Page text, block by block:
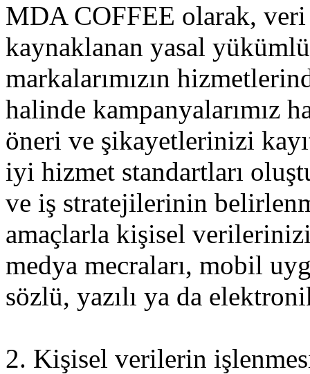
MDA COFFEE olarak, veri
kaynaklanan yasal
markalarımızın
halinde kampanyalarımız
öneri ve şikayetlerinizi
iyi hizmet standartları
ve iş stratejilerinin
amaçlarla kişisel
medya mecraları, mobil
sözlü, yazılı ya da
2. Kişisel verilerin